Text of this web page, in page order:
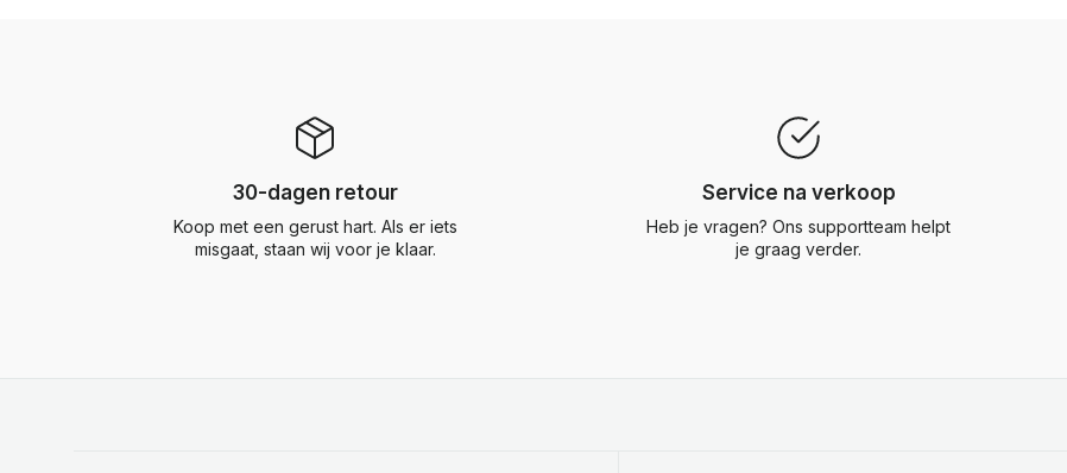
30-dagen retour
Koop met een gerust hart. Als er iets
misgaat, staan wij voor je klaar.
Service na verkoop
Heb je vragen? Ons supportteam helpt
je graag verder.